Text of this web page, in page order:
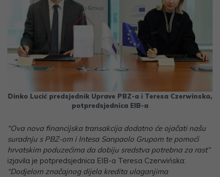
Dinko Lucić predsjednik Uprave PBZ-a i Teresa Czerwinska,
potpredsjednica EIB-a
“Ova nova financijska transakcija dodatno će ojačati našu
suradnju s PBZ-om i Intesa Sanpaolo Grupom te pomoći
hrvatskim poduzećima da dobiju sredstva potrebna za rast”
izjavila je potpredsjednica EIB-a Teresa Czerwińska:
“Dodjelom značajnog dijela kredita ulaganjima